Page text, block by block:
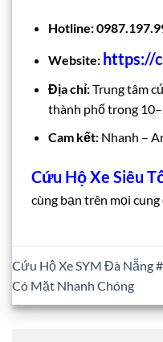
Hotline:
Website: https://
Địa chỉ:Trung tâm
thành phố trong
Cam kết:Nhanh –
Cứu Hộ Xe Siêu
cùng bạn trên mọi
Cứu Hộ Xe SYM Đà Nẵng
Có Mặt Nhanh Chóng